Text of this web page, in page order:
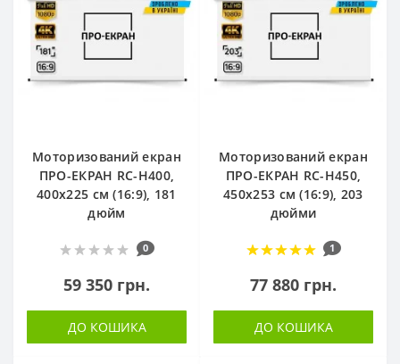
Моторизований екран
ПРО-ЕКРАН RC-H400,
400х225 см (16:9), 181
дюйм
0
59 350 грн.
ДО КОШИКА
Моторизований екран
ПРО-ЕКРАН RC-H450,
450х253 см (16:9), 203
дюйми
1
77 880 грн.
ДО КОШИКА